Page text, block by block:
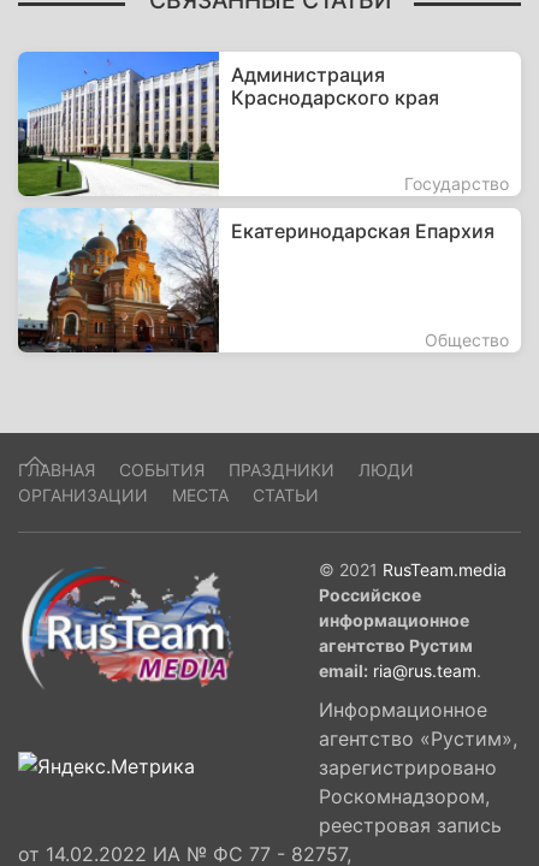
Администрация
Краснодарского края
Государство
Екатеринодарская Епархия
Общество
ГЛАВНАЯ СОБЫТИЯ ПРАЗДНИКИ
ЛЮДИ
ОРГАНИЗАЦИИ
МЕСТА СТАТЬИ
© 2021 RusTeam.media
Российское
информационное
агентство Рустим
email: ria@rus.team.
Информационное
агентство «Рустим»,
зарегистрировано
Роскомнадзором,
реестровая запись
от 14.02.2022 ИА № ФС 77 - 82757,